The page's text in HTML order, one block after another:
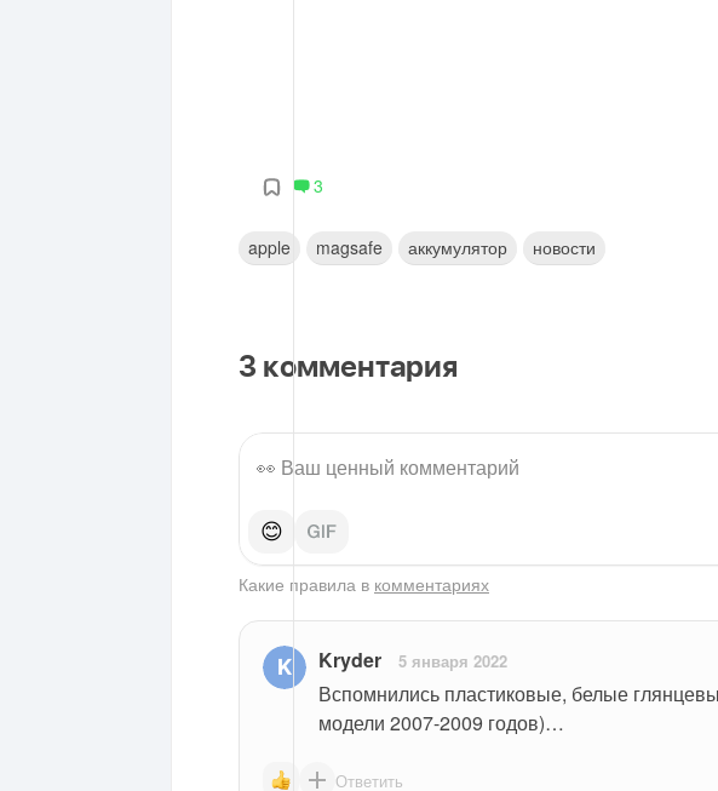
3
apple magsafe аккумулятор новости
3 комментария
😊
Какие правила в комментариях
Kryder 5 января 2022
Вспомнились пластиковые, белые
модели 2007-2009 годов)…
Ответить